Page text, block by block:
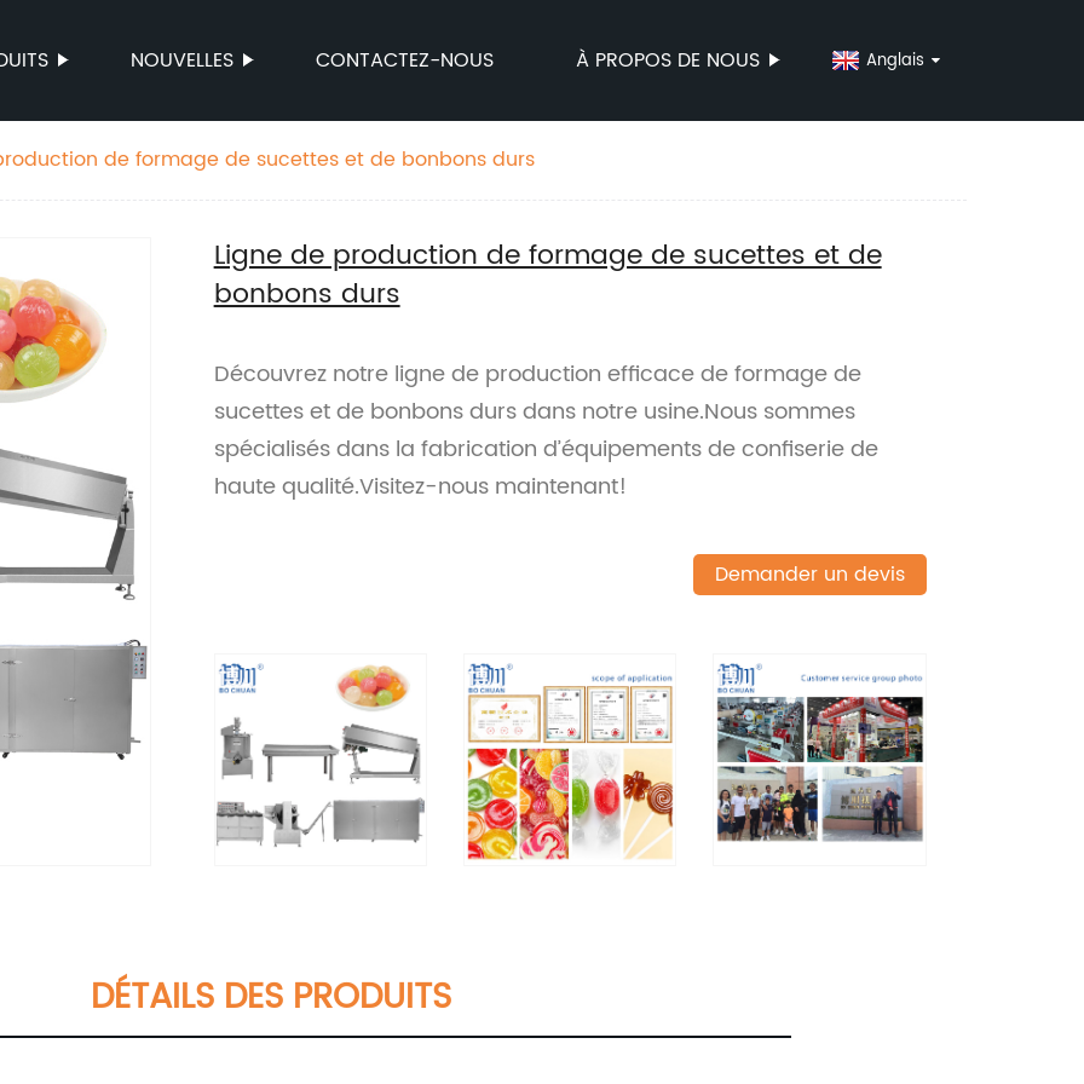
NOUVELLES CONTACTEZ-NOUS À PROPOS DE NOUS Anglais
de formage de sucettes et de bonbons durs
Ligne de production de formage de sucettes et de
bonbons durs
Découvrez notre ligne de production efficace de formage de
sucettes et de bonbons durs dans notre usine.Nous sommes
spécialisés dans la fabrication d’équipements de confiserie de
haute qualité.Visitez-nous maintenant!
Demander un devis
DÉTAILS DES PRODUITS